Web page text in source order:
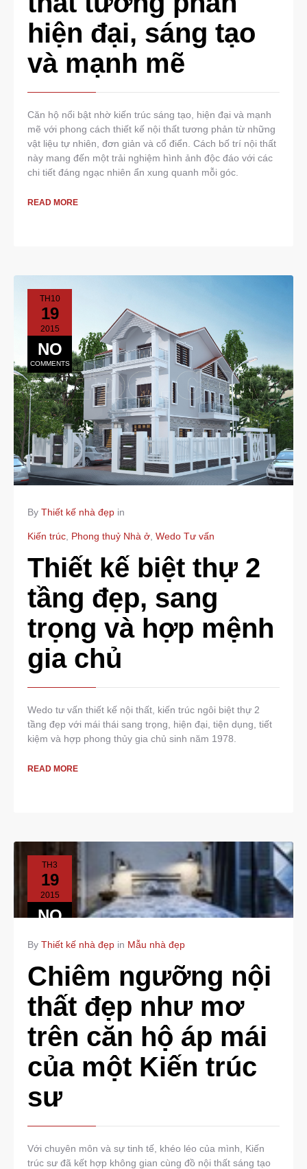
hiện đại, sáng tạo
và mạnh mẽ
Căn hộ nổi bật nhờ kiến trúc sáng tạo, hiện đại và mạnh
mẽ với phong cách thiết kế nội thất tương phản từ những
vật liệu tự nhiên, đơn giản và cổ điển. Cách bố trí nội thất
này mang đến một trải nghiệm hình ảnh độc đáo với các
chi tiết đáng ngạc nhiên ẩn xung quanh mỗi góc.
READ MORE
TH10
19
2015
NO
COMMENTS
By Thiết kế nhà đẹp in
Kiến trúc Phong thuỷ Nhà ở Wedo Tư vấn
Thiết kế biệt thự 2
tầng đẹp, sang
trọng và hợp mệnh
gia chủ
Wedo tư vấn thiết kế nội thất, kiến trúc ngôi biệt thự 2
tầng đẹp với mái thái sang trọng, hiện đại, tiện dụng, tiết
kiệm và hợp phong thủy gia chủ sinh năm 1978.
READ MORE
TH3
19
2015
NO
By Thiết kế nhà đẹp in Mẫu nhà đẹp
Chiêm ngưỡng nội
thất đẹp như mơ
trên căn hộ áp mái
của một Kiến trúc
sư
Với chuyên môn và sự tinh tế, khéo léo của mình, Kiến
trúc sư đã kết hợp không gian cùng đồ nội thất sáng tạo